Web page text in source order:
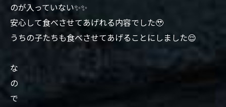
のが入っていない✨✨
安心して食べさせてあげれる内容でした🥹
うちの子たちも食べさせてあげることにしました😌
な
の
で